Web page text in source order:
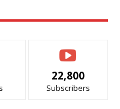
22,800
Subscribers